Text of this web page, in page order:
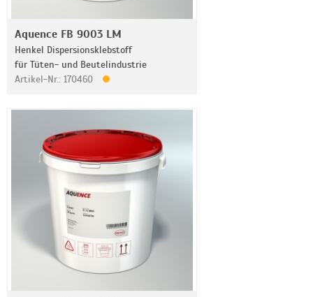
Aquence FB 9003 LM
Henkel Dispersionsklebstoff
für Tüten- und Beutelindustrie
Artikel-Nr.: 170460